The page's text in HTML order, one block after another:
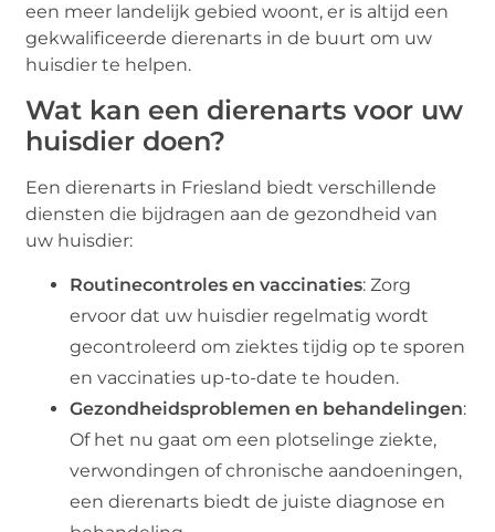
een meer landelijk gebied woont, er is altijd een
gekwalificeerde dierenarts in de buurt om uw
huisdier te helpen.
Wat kan een dierenarts voor uw
huisdier doen?
Een dierenarts in Friesland biedt verschillende
diensten die bijdragen aan de gezondheid van
uw huisdier:
Routinecontroles en vaccinaties: Zorg
ervoor dat uw huisdier regelmatig wordt
gecontroleerd om ziektes tijdig op te sporen
en vaccinaties up-to-date te houden.
Gezondheidsproblemen en behandelingen:
Of het nu gaat om een plotselinge ziekte,
verwondingen of chronische aandoeningen,
een dierenarts biedt de juiste diagnose en